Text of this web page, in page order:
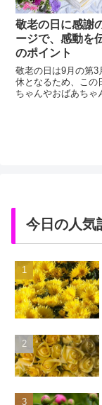
敬老の日に感謝
ージで、感動を
のポイント
敬老の日は9月の第3
休となるため、この
ちゃんやおばあちゃ
今日の人